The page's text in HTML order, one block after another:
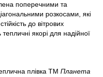
поперечними та
розкосами, які
до вітрових
якорі для надійної
плівка ТМ Планета